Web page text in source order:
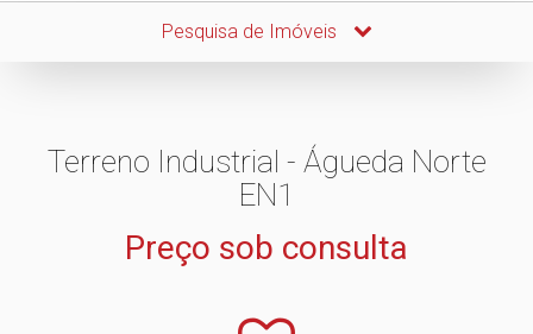
Pesquisa de Imóveis
Terreno Industrial - Águeda Norte
EN1
Preço sob consulta